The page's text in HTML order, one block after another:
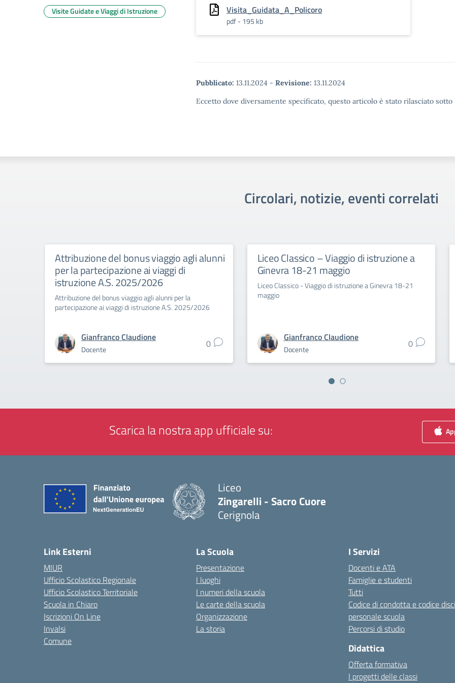
Visita_Guidata_A_Policoro
pdf - 195 kb
Pubblicato: 13.11.2024 - Revisione: 13.11.2024
Eccetto dove diversamente specificato, questo articolo è stato rilasciato
Visite Guidate e Viaggi di Istruzione
Circolari, notizie, eventi correlati
Attribuzione del bonus viaggio agli alunni
per la partecipazione ai viaggi di
istruzione A.S. 2025/2026
Attribuzione del bonus viaggio agli alunni per la
partecipazione ai viaggi di istruzione A.S. 2025/2026
Gianfranco Claudione
Docente 0
Liceo Classico – Viaggio di istruzione a
Ginevra 18-21 maggio
Liceo Classico - Viaggio di istruzione a Ginevra 18-21
maggio
Gianfranco Claudione
Docente 0
Scarica la nostra app ufficiale su:
Liceo
Zingarelli - Sacro Cuore
Cerignola
Link Esterni
MIUR
Ufficio Scolastico Regionale
Ufficio Scolastico Territoriale
Scuola in Chiaro
Iscrizioni On Line
Invalsi
Comune
La Scuola
Presentazione
I luoghi
I numeri della scuola
Le carte della scuola
Organizzazione
La storia
I Servizi
Docenti e ATA
Famiglie e studenti
Tutti
Codice di condotta e codice
personale scuola
Percorsi di studio
Didattica
Offerta formativa
I progetti delle classi